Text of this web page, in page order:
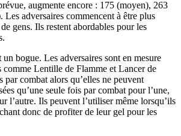
augmente encore : 175 (moyen), 263
Les adversaires commencent à être plus
gens. Ils restent abordables pour les
bogue. Les adversaires sont en mesure
comme Lentille de Flamme et Lancer de
par combat alors qu’elles ne peuvent
qu’une seule fois par combat pour l’une,
l’autre. Ils peuvent l’utiliser même lorsqu’ils
donc de profiter de leur gel pour les